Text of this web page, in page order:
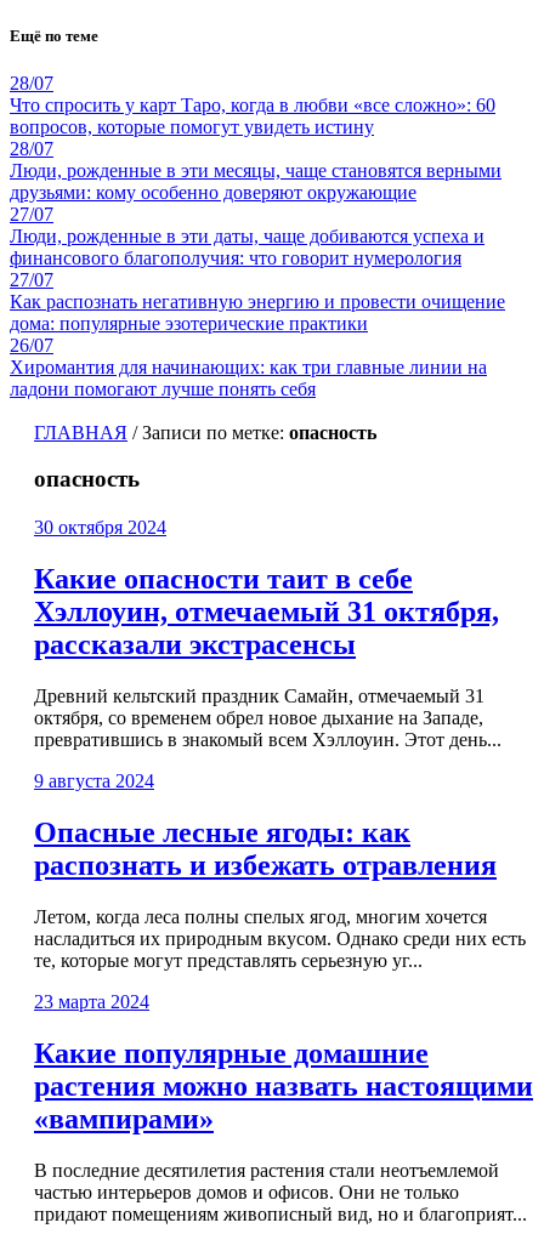
Ещё по теме
28/07
Что спросить у карт Таро, когда в любви «все сложно»: 60
вопросов, которые помогут увидеть истину
28/07
Люди, рожденные в эти месяцы, чаще становятся верными
друзьями: кому особенно доверяют окружающие
27/07
Люди, рожденные в эти даты, чаще добиваются успеха и
финансового благополучия: что говорит нумерология
27/07
Как распознать негативную энергию и провести очищение
дома: популярные эзотерические практики
26/07
Хиромантия для начинающих: как три главные линии на
ладони помогают лучше понять себя
ГЛАВНАЯ /Записи по метке: опасность
опасность
30 октября 2024
Какие опасности таит в себе
Хэллоуин, отмечаемый 31 октября,
рассказали экстрасенсы
Древний кельтский праздник Самайн, отмечаемый 31
октября, со временем обрел новое дыхание на Западе,
превратившись в знакомый всем Хэллоуин. Этот день...
9 августа 2024
Опасные лесные ягоды: как
распознать и избежать отравления
Летом, когда леса полны спелых ягод, многим хочется
насладиться их природным вкусом. Однако среди них есть
те, которые могут представлять серьезную уг...
23 марта 2024
Какие популярные домашние
растения можно назвать настоящими
«вампирами»
В последние десятилетия растения стали неотъемлемой
частью интерьеров домов и офисов. Они не только
придают помещениям живописный вид, но и благоприят...